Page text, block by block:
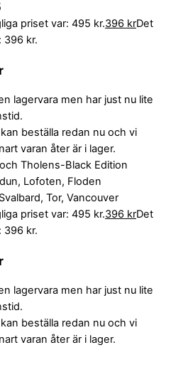
priset var: 495 kr.396 krDet
396 kr.
lagervara men har just nu lite
beställa redan nu och vi
varan åter är i lager.
Tholens-Black Edition
Lofoten, Floden
Tor, Vancouver
priset var: 495 kr.396 krDet
396 kr.
lagervara men har just nu lite
beställa redan nu och vi
varan åter är i lager.